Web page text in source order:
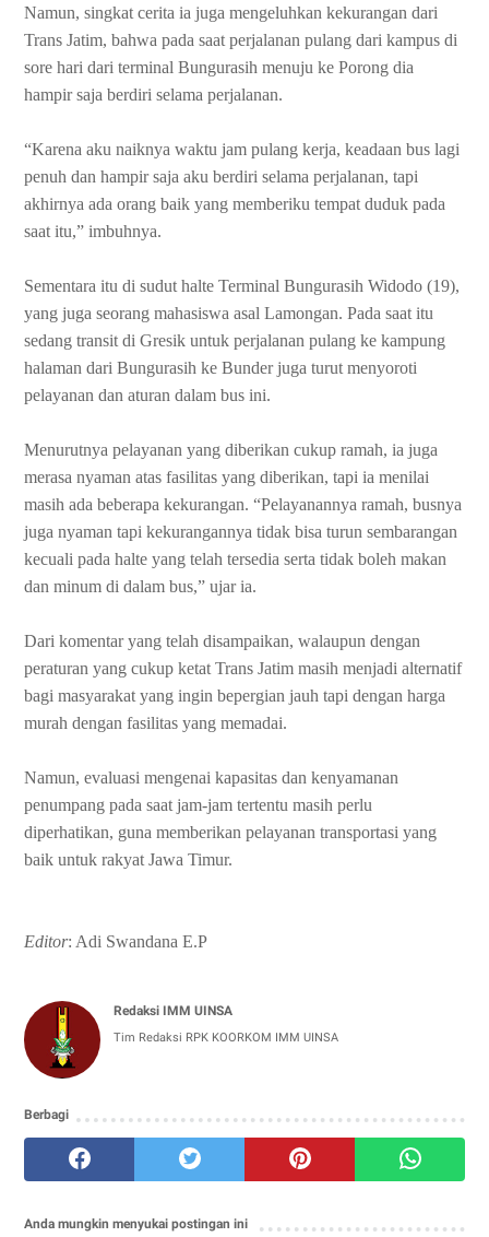
Namun, singkat cerita ia juga mengeluhkan kekurangan dari
Trans Jatim, bahwa pada saat perjalanan pulang dari kampus di
sore hari dari terminal Bungurasih menuju ke Porong dia
hampir saja berdiri selama perjalanan.
“Karena aku naiknya waktu jam pulang kerja, keadaan bus lagi
penuh dan hampir saja aku berdiri selama perjalanan, tapi
akhirnya ada orang baik yang memberiku tempat duduk pada
saat itu,” imbuhnya.
Sementara itu di sudut halte Terminal Bungurasih Widodo (19),
yang juga seorang mahasiswa asal Lamongan. Pada saat itu
sedang transit di Gresik untuk perjalanan pulang ke kampung
halaman dari Bungurasih ke Bunder juga turut menyoroti
pelayanan dan aturan dalam bus ini.
Menurutnya pelayanan yang diberikan cukup ramah, ia juga
merasa nyaman atas fasilitas yang diberikan, tapi ia menilai
masih ada beberapa kekurangan. “Pelayanannya ramah, busnya
juga nyaman tapi kekurangannya tidak bisa turun sembarangan
kecuali pada halte yang telah tersedia serta tidak boleh makan
dan minum di dalam bus,” ujar ia.
Dari komentar yang telah disampaikan, walaupun dengan
peraturan yang cukup ketat Trans Jatim masih menjadi alternatif
bagi masyarakat yang ingin bepergian jauh tapi dengan harga
murah dengan fasilitas yang memadai.
Namun, evaluasi mengenai kapasitas dan kenyamanan
penumpang pada saat jam-jam tertentu masih perlu
diperhatikan, guna memberikan pelayanan transportasi yang
baik untuk rakyat Jawa Timur.
Editor: Adi Swandana E.P
Redaksi IMM UINSA
Tim Redaksi RPK KOORKOM IMM UINSA
Berbagi
Anda mungkin menyukai postingan ini